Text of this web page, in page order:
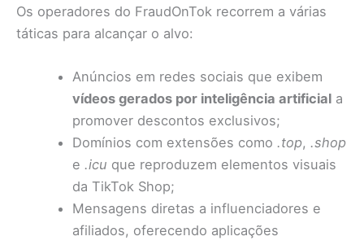
Os operadores do FraudOnTok recorrem a várias
táticas para alcançar o alvo:
Anúncios em redes sociais que exibem
vídeos gerados por inteligência artificial a
promover descontos exclusivos;
Domínios com extensões como .top, .shop
e .icu que reproduzem elementos visuais
da TikTok Shop;
Mensagens diretas a influenciadores e
afiliados, oferecendo aplicações